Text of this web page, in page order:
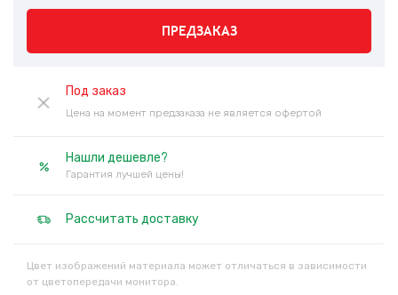
ПРЕДЗАКАЗ
Под заказ
Цена на момент предзаказа не является офертой
Нашли дешевле?
Гарантия лучшей цены!
Рассчитать доставку
Цвет изображений материала может отличаться в зависимости
от цветопередачи монитора.